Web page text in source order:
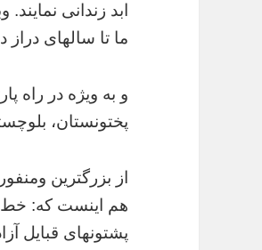
ابد زندانی
ما تا سالهای
و به ویژه در راه
پختونستان،
از بزرگترین
هم اینست که: خط
پشتونهای قبایل